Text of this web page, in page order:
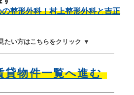
整形外科！村上整形外科と吉正
たい方はこちらをクリック ▼
貸物件一覧へ進む